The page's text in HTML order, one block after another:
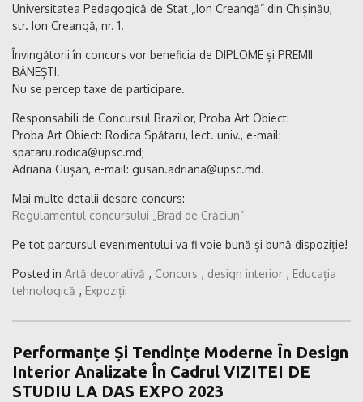
Universitatea Pedagogică de Stat „Ion Creangă” din Chișinău,
str. Ion Creangă, nr. 1.
Învingătorii în concurs vor beneficia de DIPLOME și PREMII
BĂNEȘTI.
Nu se percep taxe de participare.
Responsabili de Concursul Brazilor, Proba Art Obiect:
Proba Art Obiect: Rodica Spătaru, lect. univ., e-mail:
spataru.rodica@upsc.md;
Adriana Gușan, e-mail: gusan.adriana@upsc.md.
Mai multe detalii despre concurs:
Regulamentul concursului „Brad de Crăciun”
Pe tot parcursul evenimentului va fi voie bună și bună dispoziție!
Posted in Artă decorativă , Concurs , design interior , Educația
tehnologică , Expoziții
Performanțe Și Tendințe Moderne În Design
Interior Analizate În Cadrul VIZITEI DE
STUDIU LA DAS EXPO 2023